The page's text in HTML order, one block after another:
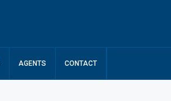
AGENTS CONTACT